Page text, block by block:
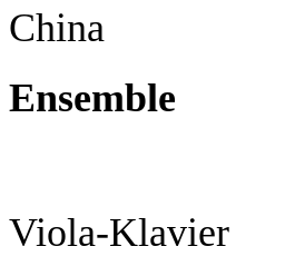
China
Ensemble
Viola-Klavier